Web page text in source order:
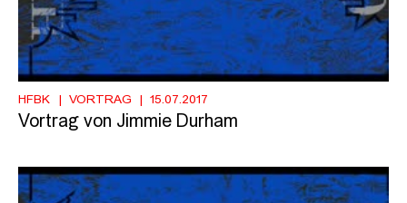
HFBK VORTRAG 15.07.2017
Vortrag von Jimmie Durham